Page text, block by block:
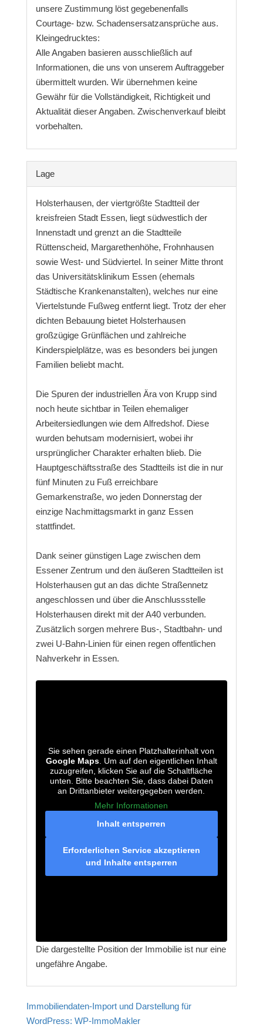
unsere Zustimmung löst gegebenenfalls
Courtage- bzw. Schadensersatzansprüche aus.
Kleingedrucktes:
Alle Angaben basieren ausschließlich auf
Informationen, die uns von unserem Auftraggeber
übermittelt wurden. Wir übernehmen keine
Gewähr für die Vollständigkeit, Richtigkeit und
Aktualität dieser Angaben. Zwischenverkauf bleibt
vorbehalten.
Lage
Holsterhausen, der viertgrößte Stadtteil der
kreisfreien Stadt Essen, liegt südwestlich der
Innenstadt und grenzt an die Stadtteile
Rüttenscheid, Margarethenhöhe, Frohnhausen
sowie West- und Südviertel. In seiner Mitte thront
das Universitätsklinikum Essen (ehemals
Städtische Krankenanstalten), welches nur eine
Viertelstunde Fußweg entfernt liegt. Trotz der eher
dichten Bebauung bietet Holsterhausen
großzügige Grünflächen und zahlreiche
Kinderspielplätze, was es besonders bei jungen
Familien beliebt macht.
Die Spuren der industriellen Ära von Krupp sind
noch heute sichtbar in Teilen ehemaliger
Arbeitersiedlungen wie dem Alfredshof. Diese
wurden behutsam modernisiert, wobei ihr
ursprünglicher Charakter erhalten blieb. Die
Hauptgeschäftsstraße des Stadtteils ist die in nur
fünf Minuten zu Fuß erreichbare
Gemarkenstraße, wo jeden Donnerstag der
einzige Nachmittagsmarkt in ganz Essen
stattfindet.
Dank seiner günstigen Lage zwischen dem
Essener Zentrum und den äußeren Stadtteilen ist
Holsterhausen gut an das dichte Straßennetz
angeschlossen und über die Anschlussstelle
Holsterhausen direkt mit der A40 verbunden.
Zusätzlich sorgen mehrere Bus-, Stadtbahn- und
zwei U-Bahn-Linien für einen regen offentlichen
Nahverkehr in Essen.
Sie sehen gerade einen Platzhalterinhalt von
Google Maps. Um auf den eigentlichen Inhalt
zuzugreifen, klicken Sie auf die Schaltfläche
unten. Bitte beachten Sie, dass dabei Daten
an Drittanbieter weitergegeben werden.
Mehr Informationen
Inhalt entsperren
Erforderlichen Service akzeptieren
und Inhalte entsperren
Die dargestellte Position der Immobilie ist nur eine
ungefähre Angabe.
Immobiliendaten-Import und Darstellung für
WordPress: WP-ImmoMakler